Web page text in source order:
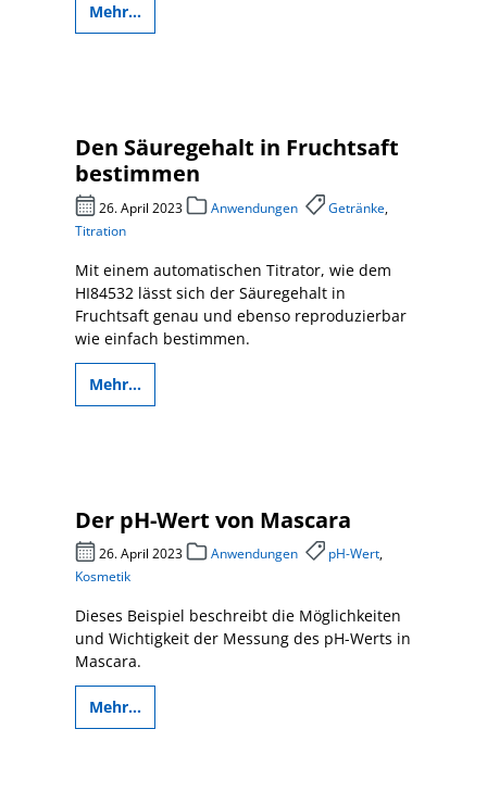
Mehr...
Den Säuregehalt in Fruchtsaft
bestimmen
26. April 2023 Anwendungen Getränke,
Titration
Mit einem automatischen Titrator, wie dem
HI84532 lässt sich der Säuregehalt in
Fruchtsaft genau und ebenso reproduzierbar
wie einfach bestimmen.
Mehr...
Der pH-Wert von Mascara
26. April 2023 Anwendungen pH-Wert,
Kosmetik
Dieses Beispiel beschreibt die Möglichkeiten
und Wichtigkeit der Messung des pH-Werts in
Mascara.
Mehr...